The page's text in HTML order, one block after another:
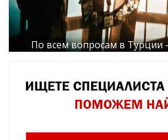
По всем вопросам в Турции